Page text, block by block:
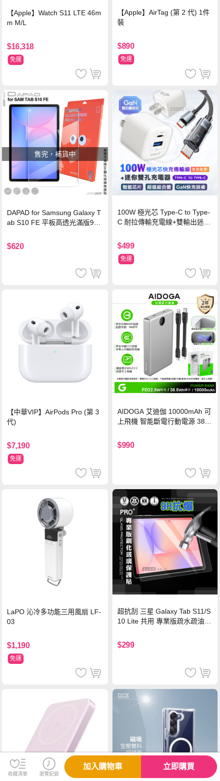
【Apple】Watch S11 LTE 46m
m M/L
$16,318
免運
【Apple】AirTag (第 2 代) 1件
裝
$890
免運
售完，補貨中
DAPAD for Samsung Galaxy T
ab S10 FE 平板高透光滿版9H
$620
100W 極光芯 Type-C to Type-
C 耐拉傳輸充電線+雙輸出迷你
$499
免運
【中華VIP】AirPods Pro (第 3
代)
$7,190
免運
AIDOGA 艾迪伽 10000mAh 可
上飛機 智能斷電行動電源 38.5
灣BSMI/中國CCC/歐美CE/FCC
認證
$990
LaPO 沁冷多功能三用風扇 LF-
03
$1,190
免運
超抗刮 三星 Galaxy Tab S11/S
10 Lite 共用 專業版疏水疏油9
$299
收藏清單 瀏覽紀錄
加入購物車 立即購買